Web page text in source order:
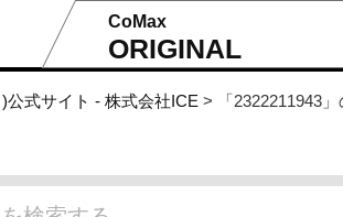
CoMax
ORIGINAL
式サイト - 株式会社ICE > 「2322211943